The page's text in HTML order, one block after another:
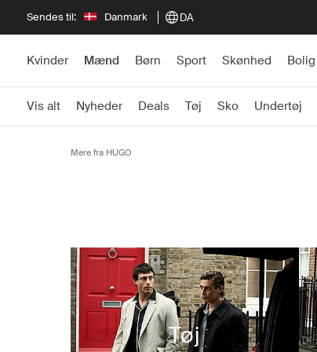
Sendes til: Danmark DA
Kvinder Mænd Børn Sport Skønhed Bolig
Vis alt Nyheder Deals Tøj Sko Undertøj
Mere fra HUGO
Tøj